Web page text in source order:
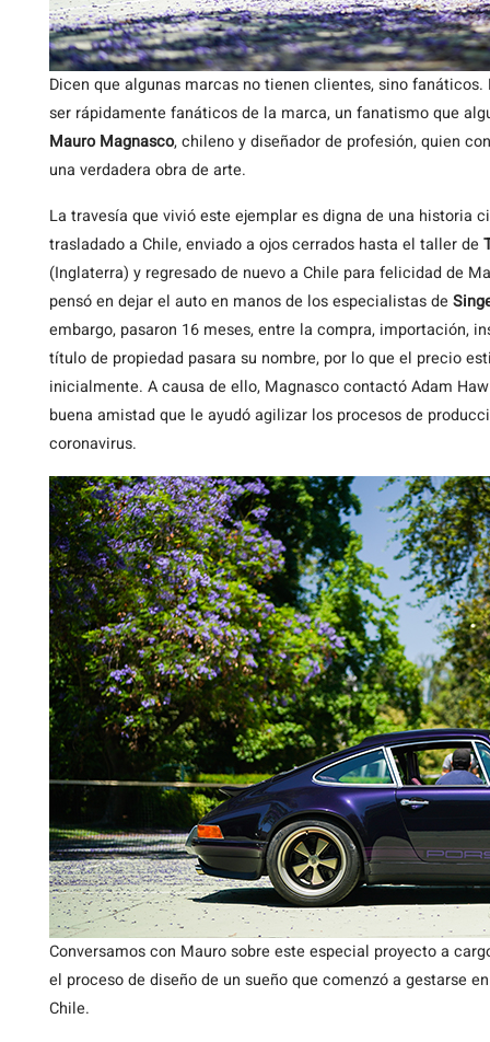
Dicen que algunas marcas no tienen clientes, sino
ser rápidamente fanáticos de la marca, un fanatismo que
Mauro Magnasco, chileno y diseñador de profesión, quien
una verdadera obra de arte.
La travesía que vivió este ejemplar es digna de una historia
trasladado a Chile, enviado a ojos cerrados hasta el taller de
(Inglaterra) y regresado de nuevo a Chile para felicidad de
pensó en dejar el auto en manos de los especialistas de
embargo, pasaron 16 meses, entre la compra, importación,
título de propiedad pasara su nombre, por lo que el precio
inicialmente. A causa de ello, Magnasco contactó Adam
buena amistad que le ayudó agilizar los procesos de
coronavirus.
Conversamos con Mauro sobre este especial proyecto a
el proceso de diseño de un sueño que comenzó a gestarse
Chile.